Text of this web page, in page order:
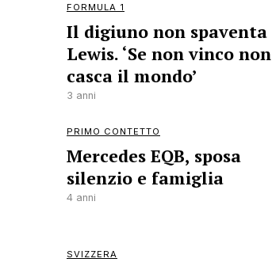
FORMULA 1
Il digiuno non spaventa
Lewis. ‘Se non vinco non
casca il mondo’
3 anni
PRIMO CONTETTO
Mercedes EQB, sposa
silenzio e famiglia
4 anni
SVIZZERA